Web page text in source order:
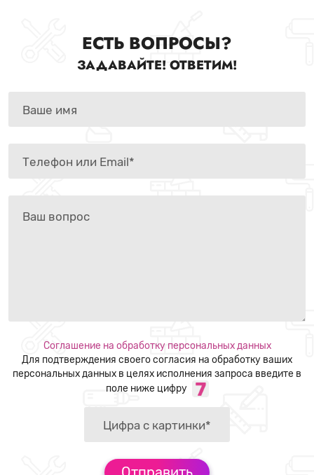
ЕСТЬ ВОПРОСЫ?
ЗАДАВАЙТЕ! ОТВЕТИМ!
Соглашение на обработку персональных данных
Для подтверждения своего согласия на обработку ваших
персональных данных в целях исполнения запроса введите в
поле ниже цифру